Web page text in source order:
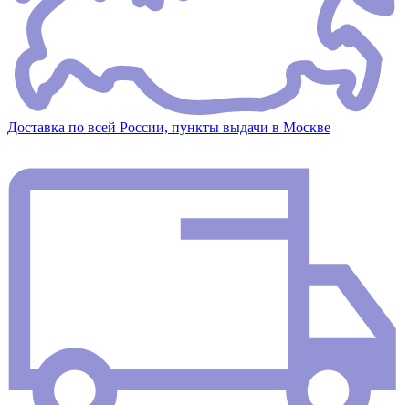
Доставка по всей России, пункты выдачи в Москве